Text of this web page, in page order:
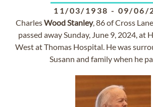
11/03/1938 - 09/06/
CharlesWoodStanley, 86 of Cross
passed away Sunday, June 9, 2024, at
West at Thomas Hospital. He was
Susann and family when he